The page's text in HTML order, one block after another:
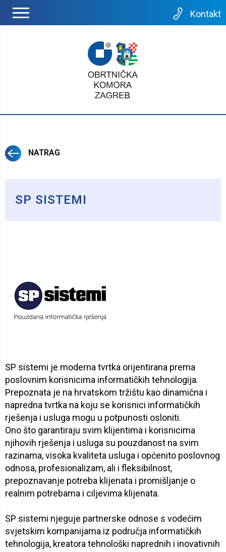
Kontakt
NATRAG
SP SISTEMI
SP sistemi je moderna tvrtka orijentirana prema
poslovnim korisnicima informatičkih tehnologija.
Prepoznata je na hrvatskom tržištu kao dinamična i
napredna tvrtka na koju se korisnici informatičkih
rješenja i usluga mogu u potpunosti osloniti.
Ono što garantiraju svim klijentima i korisnicima
njihovih rješenja i usluga su pouzdanost na svim
razinama, visoka kvaliteta usluga i općenito poslovnog
odnosa, profesionalizam, ali i fleksibilnost,
prepoznavanje potreba klijenata i promišljanje o
realnim potrebama i ciljevima klijenata.
SP sistemi njeguje partnerske odnose s vodećim
svjetskim kompanijama iz područja informatičkih
tehnologija, kreatora tehnološki naprednih i inovativnih